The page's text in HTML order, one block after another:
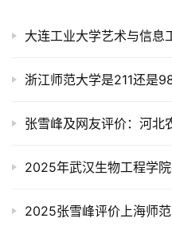
大连工业大学艺术与信息
浙江师范大学是211还是
张雪峰及网友评价：河北
2025年武汉生物工程学
2025张雪峰评价上海师